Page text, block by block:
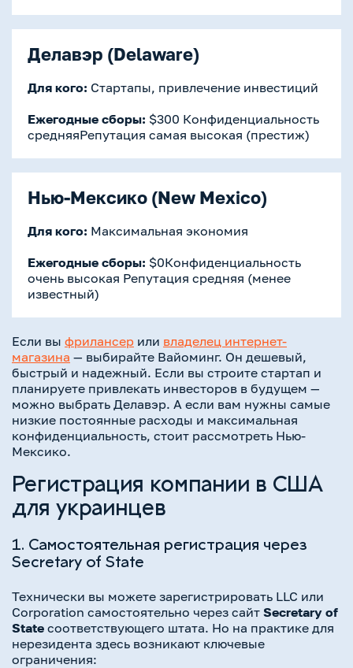
Делавэр (Delaware)
Для кого: Стартапы, привлечение инвестиций
Ежегодные сборы: $300 Конфиденциальность
средняяРепутация самая высокая (престиж)
Нью-Мексико (New Mexico)
Для кого: Максимальная экономия
Ежегодные сборы: $0Конфиденциальность
очень высокая Репутация средняя (менее
известный)
Если вы фрилансер или владелец интернет-
магазина — выбирайте Вайоминг. Он дешевый,
быстрый и надежный. Если вы строите стартап и
планируете привлекать инвесторов в будущем —
можно выбрать Делавэр. А если вам нужны самые
низкие постоянные расходы и максимальная
конфиденциальность, стоит рассмотреть Нью-
Мексико.
Регистрация компании в США
для украинцев
1. Самостоятельная регистрация через
Secretary of State
Технически вы можете зарегистрировать LLC или
Corporation самостоятельно через сайт Secretary of
State соответствующего штата. Но на практике для
нерезидента здесь возникают ключевые
ограничения: